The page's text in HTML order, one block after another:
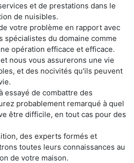
et de prestations dans le
de nuisibles.
votre problème en rapport avec
spécialistes du domaine comme
opération efficace et efficace.
nous vous assurerons une vie
et des nocivités qu'ils peuvent
essayé de combattre des
probablement remarqué à quel
être difficile, en tout cas pour des
des experts formés et
toutes leurs connaissances au
de votre maison.